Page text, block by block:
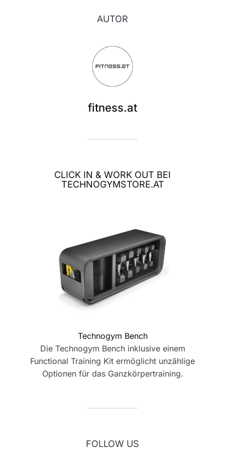
AUTOR
fitness.at
CLICK IN & WORK OUT BEI
TECHNOGYMSTORE.AT
Technogym Bench
Die Technogym Bench inklusive einem
Functional Training Kit ermöglicht unzählige
Optionen für das Ganzkörpertraining.
FOLLOW US